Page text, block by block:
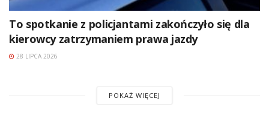
To spotkanie z policjantami zakończyło się dla
kierowcy zatrzymaniem prawa jazdy
28 LIPCA 2026
POKAŻ WIĘCEJ